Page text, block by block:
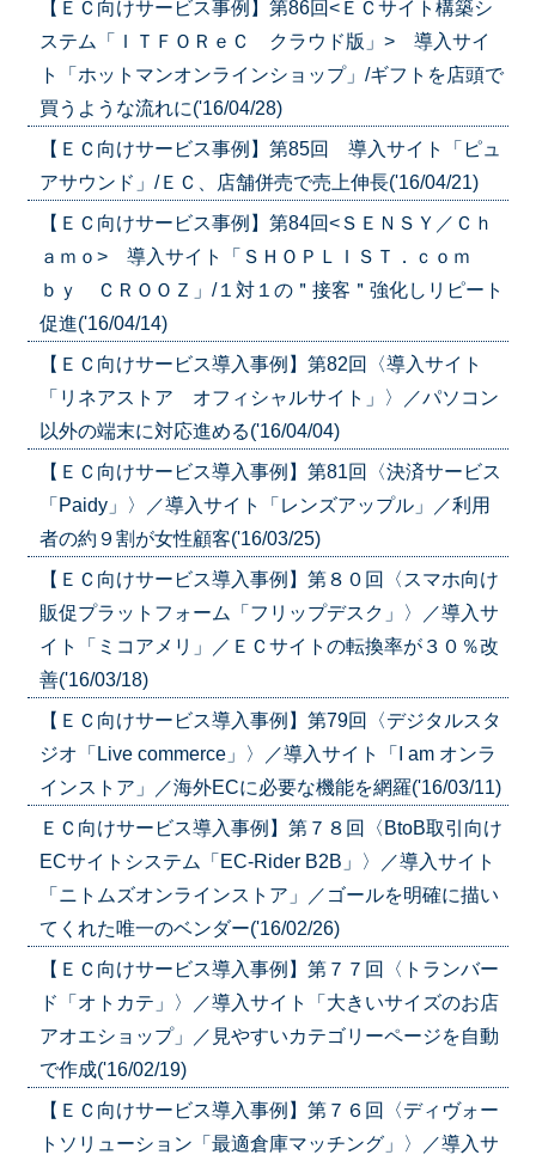
【ＥＣ向けサービス事例】第86回<ＥＣサイト構築シ
ステム「ＩＴＦＯＲｅＣ クラウド版」> 導入サイ
ト「ホットマンオンラインショップ」/ギフトを店頭で
買うような流れに('16/04/28)
【ＥＣ向けサービス事例】第85回
導入サイト「ピュ
アサウンド」/ＥＣ、店舗併売で売上伸長('16/04/21)
【ＥＣ向けサービス事例】第84回<ＳＥＮＳＹ／Ｃｈ
ａｍｏ> 導入サイト「ＳＨＯＰＬＩＳＴ．ｃｏｍ
ｂｙ ＣＲＯＯＺ」/１対１の＂接客＂強化しリピート
促進('16/04/14)
【ＥＣ向けサービス導入事例】第82回〈導入サイト
「リネアストア オフィシャルサイト」〉／パソコン
以外の端末に対応進める('16/04/04)
【ＥＣ向けサービス導入事例】第81回〈決済サービス
「Paidy」〉／導入サイト「レンズアップル」／利用
者の約９割が女性顧客('16/03/25)
【ＥＣ向けサービス導入事例】第８０回〈スマホ向け
販促プラットフォーム「フリップデスク」〉／導入サ
イト「ミコアメリ」／ＥＣサイトの転換率が３０％改
善('16/03/18)
【ＥＣ向けサービス導入事例】第79回〈デジタルスタ
ジオ「Live commerce」〉／導入サイト「I am オンラ
インストア」／海外ECに必要な機能を網羅('16/03/11)
ＥＣ向けサービス導入事例】第７８回〈BtoB取引向け
ECサイトシステム「EC-Rider B2B」〉／導入サイト
「ニトムズオンラインストア」／ゴールを明確に描い
てくれた唯一のベンダー('16/02/26)
【ＥＣ向けサービス導入事例】第７７回〈トランバー
ド「オトカテ」〉／導入サイト「大きいサイズのお店
アオエショップ」／見やすいカテゴリーページを自動
で作成('16/02/19)
【ＥＣ向けサービス導入事例】第７６回〈ディヴォー
トソリューション「最適倉庫マッチング」〉／導入サ